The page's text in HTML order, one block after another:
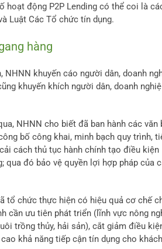
hoạt động P2P Lending có thể coi là
Luật Các Tổ chức tín dụng.
hàng
khuyến cáo người dân, doanh
khuyến khích người dân, doanh
NHNN cho biết đã ban hành các văn
bố công khai, minh bạch quy trình,
cách thủ tục hành chính tạo điều kiện
qua đó bảo vệ quyền lợi hợp pháp của
tổ chức thực hiện có hiệu quả cơ chế
cần ưu tiên phát triển (lĩnh vực nông
trồng thủy, hải sản), cắt giảm điều
khả năng tiếp cận tín dụng cho khách